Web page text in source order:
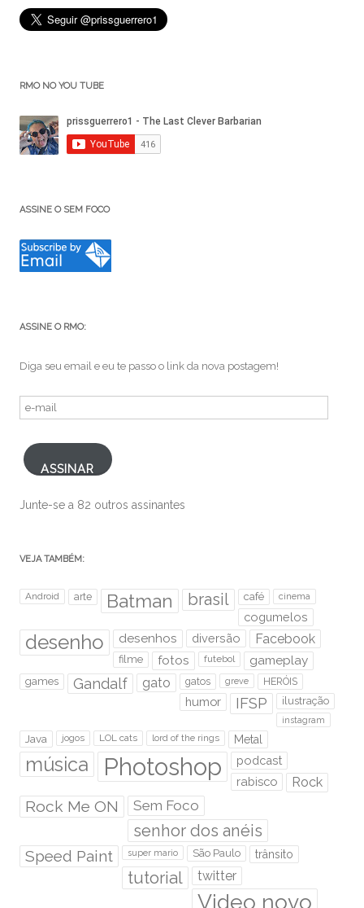
RMO NO YOU TUBE
ASSINE O SEM FOCO
ASSINE O RMO:
Diga seu email e eu te passo o link da nova postagem!
e-
ASSINAR
Junte-se a 82 outros assinantes
VEJA TAMBÉM:
Android arte Batman brasil café cinema
cogumelos
desenho desenhos diversão Facebook
filme fotos futebol gameplay
games Gandalf gato gatos greve HERÓIS
humor IFSP ilustração
instagram
Java jogos LOL cats lord of the rings Metal
música Photoshop
podcast
rabisco
Rock
Rock Me ON Sem Foco
senhor dos anéis
Speed Paint super mario São Paulo trânsito
tutorial twitter
Video novo